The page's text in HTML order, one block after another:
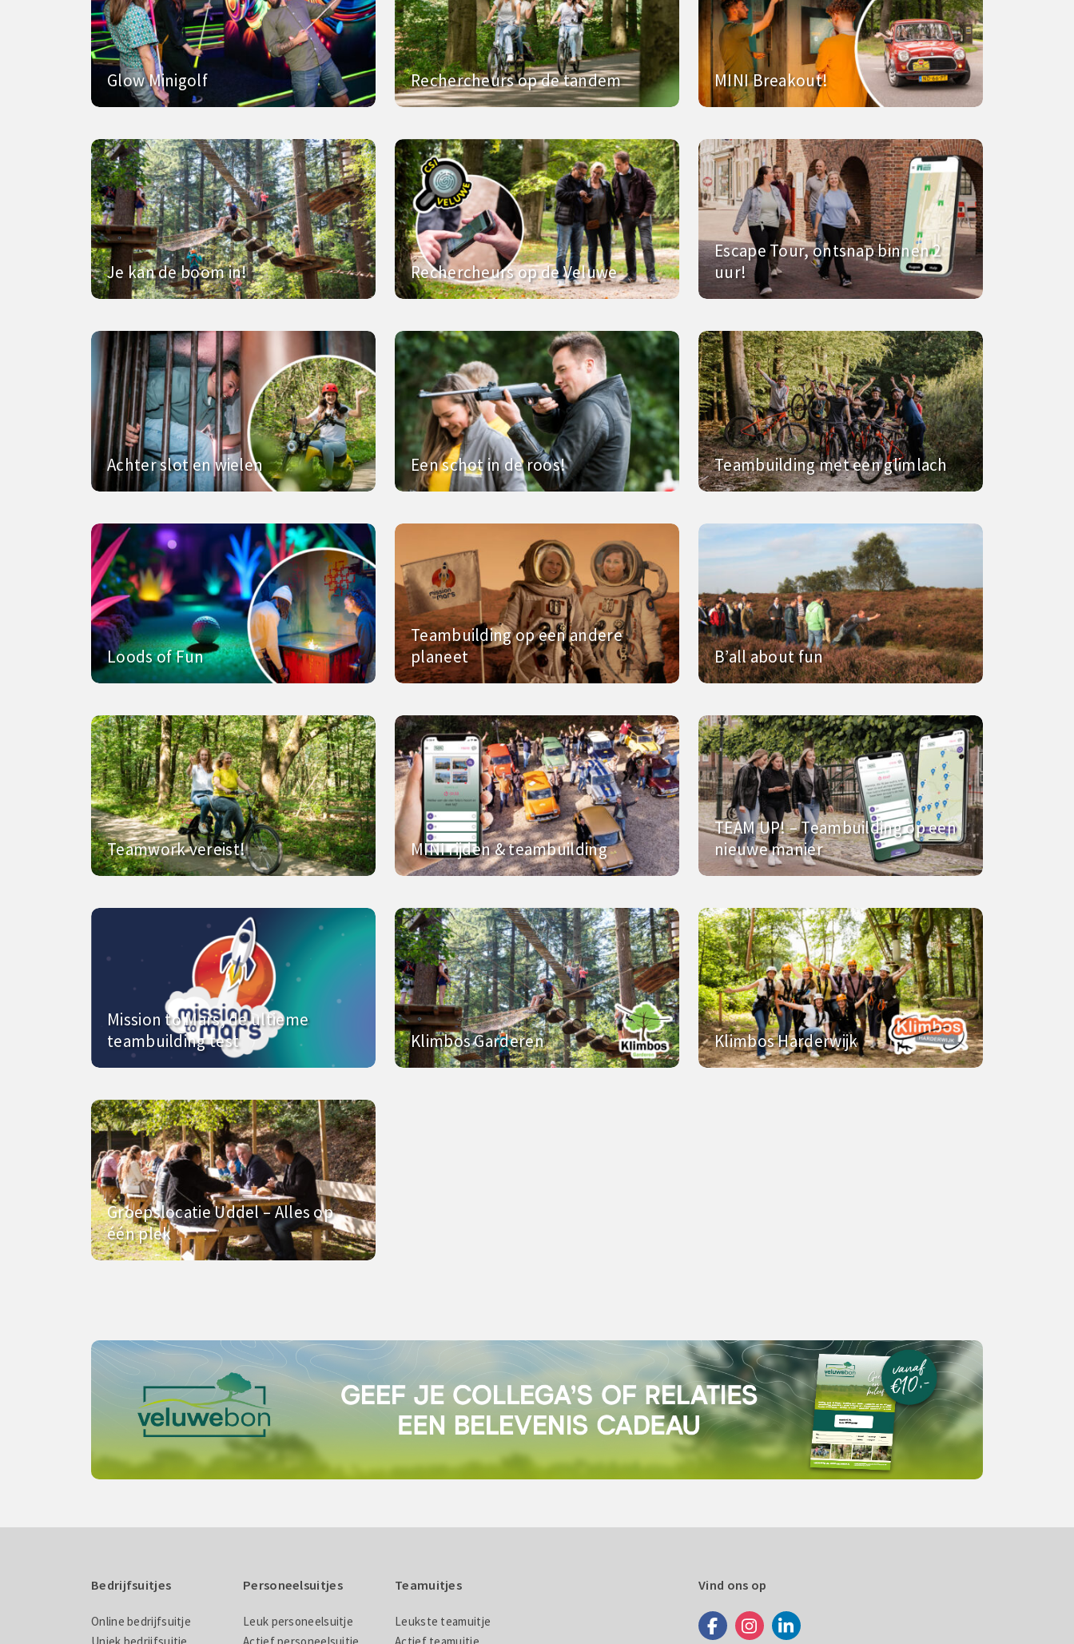
Glow Minigolf Rechercheurs op de tandem MINI Breakout!
Je kan de boom in! Rechercheurs op de Veluwe
Escape Tour, ontsnap binnen 2
uur!
Achter slot en wielen Een schot in de roos! Teambuilding met een glimlach
Loods of Fun
Teambuilding op een andere
planeet
B’all about fun
Teamwork vereist! MINI rijden & teambuilding
TEAM UP! – Teambuilding op een
nieuwe manier
Mission to Mars, de ultieme
teambuilding test
Klimbos Garderen Klimbos Harderwijk
Groepslocatie Uddel – Alles op
één plek
Bedrijfsuitjes
Online bedrijfsuitje
Personeelsuitjes
Leuk personeelsuitje
Teamuitjes
Leukste teamuitje
Vind ons op